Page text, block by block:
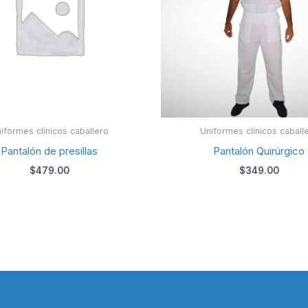
clínicos caballero
Pantalón de presillas
$479.00
Uniformes clínicos
Pantalón Quirúrgico
$349.00